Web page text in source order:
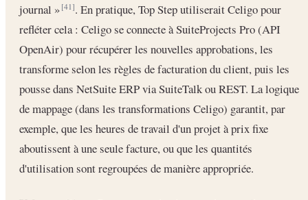
journal »[41]. En pratique, Top Step utiliserait Celigo pour
refléter cela : Celigo se connecte à SuiteProjects Pro (API
OpenAir) pour récupérer les nouvelles approbations, les
transforme selon les règles de facturation du client, puis les
pousse dans NetSuite ERP via SuiteTalk ou REST. La logique
de mappage (dans les transformations Celigo) garantit, par
exemple, que les heures de travail d'un projet à prix fixe
aboutissent à une seule facture, ou que les quantités
d'utilisation sont regroupées de manière appropriée.